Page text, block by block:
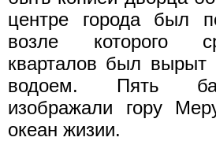
центре города был
возле которого
кварталов был вырыт
водоем. Пять
изображали гору
океан жизии.